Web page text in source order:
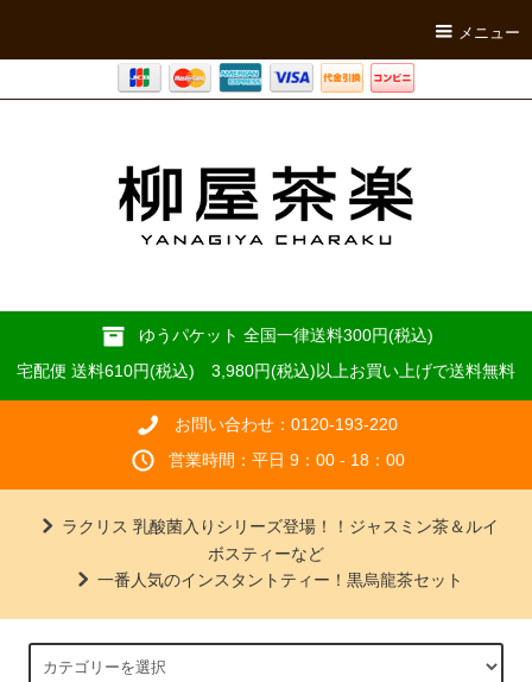
メニュー
ゆうパケット 全国一律送料300円(税込)
宅配便 送料610円(税込) 3,980円(税込)以上お買い上げで送料無料
お問い合わせ：0120-193-220
営業時間：平日 9：00 - 18：00
ラクリス 乳酸菌入りシリーズ登場！！ジャスミン茶＆ルイ
ボスティーなど
一番人気のインスタントティー！黒烏龍茶セット